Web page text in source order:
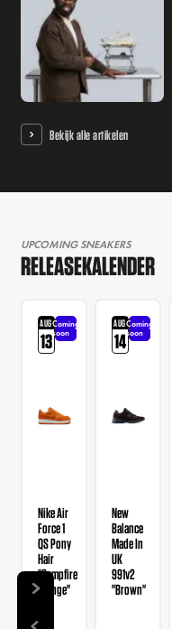
Bekijk alle artikelen
UPCOMING SNEAKERS
RELEASEKALENDER
AUG
13
Coming
soon
Nike Air
Force 1
QS Pony
Hair
"Campfire
Orange"
AUG
14
Coming
soon
New
Balance
Made In
UK
991v2
"Brown"